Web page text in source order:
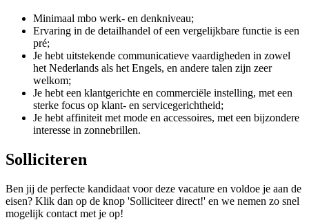
Minimaal mbo werk- en denkniveau;
Ervaring in de detailhandel of een vergelijkbare functie is een
pré;
Je hebt uitstekende communicatieve vaardigheden in zowel
het Nederlands als het Engels, en andere talen zijn zeer
welkom;
Je hebt een klantgerichte en commerciële instelling, met een
sterke focus op klant- en servicegerichtheid;
Je hebt affiniteit met mode en accessoires, met een bijzondere
interesse in zonnebrillen.
Solliciteren
Ben jij de perfecte kandidaat voor deze vacature en voldoe je aan de
eisen? Klik dan op de knop 'Solliciteer direct!' en we nemen zo snel
mogelijk contact met je op!